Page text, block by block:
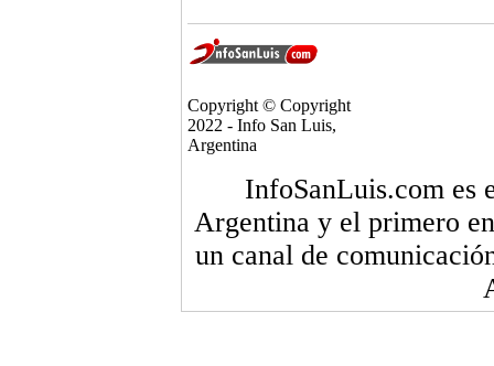
Copyright © Copyright
2022 - Info San Luis,
Argentina
InfoSanLuis.com es
Argentina y el primero
un canal de